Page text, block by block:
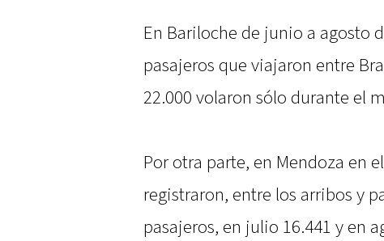
En Bariloche de junio a agosto
pasajeros que viajaron entre
22.000 volaron sólo durante el
Por otra parte, en Mendoza en
registraron, entre los arribos y
pasajeros, en julio 16.441 y en